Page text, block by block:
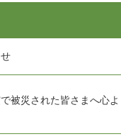
被災された皆さまへ心